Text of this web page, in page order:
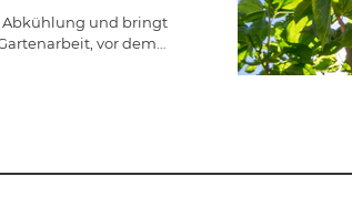
Abkühlung und bringt
vor dem…